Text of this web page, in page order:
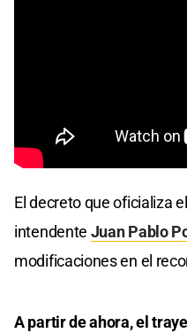
El decreto que oficializa
intendente Juan Pablo
modificaciones en el
A partir de ahora, el